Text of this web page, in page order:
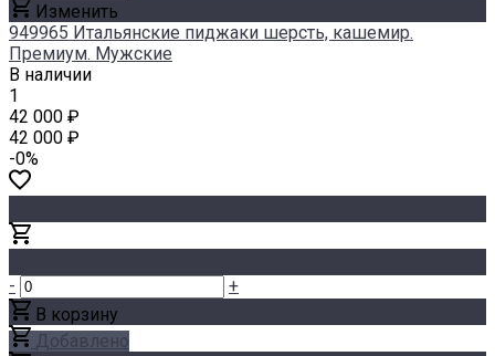
Изменить
949965 Итальянские пиджаки шерсть, кашемир.
Премиум. Мужские
В наличии
1
42 000 ₽
42 000 ₽
-0%
-
+
В корзину
Добавлено